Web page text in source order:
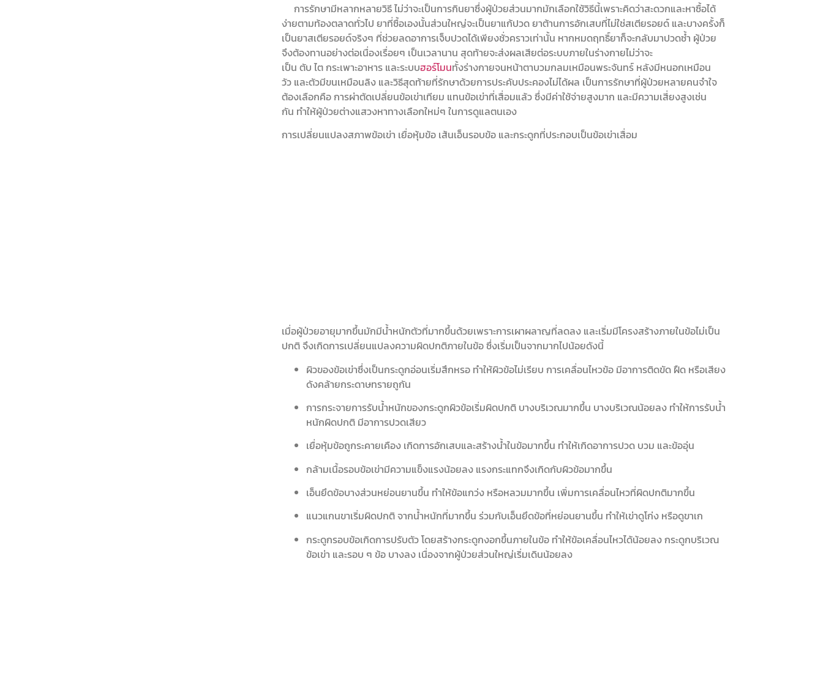
การรักษามีหลากหลายวิธี ไม่ว่าจะเป็นการกินยาซึ่งผู้ป่วยส่วนมากมักเลือกใช้วิธีนี้เพราะคิดว่าสะดวกและหาซื้อได้
ง่ายตามท้องตลาดทั่วไป ยาที่ซื้อเองนั้นส่วนใหญ่จะเป็นยาแก้ปวด ยาต้านการอักเสบที่ไม่ใช่สเตียรอยด์ และบางครั้งก็
เป็นยาสเตียรอยด์จริงๆ ที่ช่วยลดอาการเจ็บปวดได้เพียงชั่วคราวเท่านั้น หากหมดฤทธิ์ยาก็จะกลับมาปวดซ้ำ ผู้ป่วย
จึงต้องทานอย่างต่อเนื่องเรื่อยๆ เป็นเวลานาน สุดท้ายจะส่งผลเสียต่อระบบภายในร่างกายไม่ว่าจะ
เป็น ตับ ไต กระเพาะอาหาร และระบบฮอร์โมนทั้งร่างกายจนหน้าตาบวมกลมเหมือนพระจันทร์ หลังมีหนอกเหมือน
วัว และตัวมีขนเหมือนลิง และวิธีสุดท้ายที่รักษาด้วยการประคับประคองไม่ได้ผล เป็นการรักษาที่ผู้ป่วยหลายคนจำใจ
ต้องเลือกคือ การผ่าตัดเปลี่ยนข้อเข่าเทียม แทนข้อเข่าที่เสื่อมแล้ว ซึ่งมีค่าใช้จ่ายสูงมาก และมีความเสี่ยงสูงเช่น
กัน ทำให้ผู้ป่วยต่างแสวงหาทางเลือกใหม่ๆ ในการดูแลตนเอง
การเปลี่ยนแปลงสภาพข้อเข่า เยื่อหุ้มข้อ เส้นเอ็นรอบข้อ และกระดูกที่ประกอบเป็นข้อเข่าเสื่อม
เมื่อผู้ป่วยอายุมากขึ้นมักมีน้ำหนักตัวที่มากขึ้นด้วยเพราะการเผาผลาญที่ลดลง และเริ่มมีโครงสร้างภายในข้อไม่เป็น
ปกติ จึงเกิดการเปลี่ยนแปลงความผิดปกติภายในข้อ ซึ่งเริ่มเป็นจากมากไปน้อยดังนี้
ผิวของข้อเข่าซึ่งเป็นกระดูกอ่อนเริ่มสึกหรอ ทำให้ผิวข้อไม่เรียบ การเคลื่อนไหวข้อ มีอาการติดขัด ฝืด หรือเสียง
ดังคล้ายกระดาษทรายถูกัน
การกระจายการรับน้ำหนักของกระดูกผิวข้อเริ่มผิดปกติ บางบริเวณมากขึ้น บางบริเวณน้อยลง ทำให้การรับน้ำ
หนักผิดปกติ มีอาการปวดเสียว
เยื่อหุ้มข้อถูกระคายเคือง เกิดการอักเสบและสร้างน้ำในข้อมากขึ้น ทำให้เกิดอาการปวด บวม และข้ออุ่น
กล้ามเนื้อรอบข้อเข่ามีความแข็งแรงน้อยลง แรงกระแทกจึงเกิดกับผิวข้อมากขึ้น
เอ็นยึดข้อบางส่วนหย่อนยานขึ้น ทำให้ข้อแกว่ง หรือหลวมมากขึ้น เพิ่มการเคลื่อนไหวที่ผิดปกติมากขึ้น
แนวแกนขาเริ่มผิดปกติ จากน้ำหนักที่มากขึ้น ร่วมกับเอ็นยึดข้อที่หย่อนยานขึ้น ทำให้เข่าดูโก่ง หรือดูขาเก
กระดูกรอบข้อเกิดการปรับตัว โดยสร้างกระดูกงอกขึ้นภายในข้อ ทำให้ข้อเคลื่อนไหวได้น้อยลง กระดูกบริเวณ
ข้อเข่า และรอบ ๆ ข้อ บางลง เนื่องจากผู้ป่วยส่วนใหญ่เริ่มเดินน้อยลง